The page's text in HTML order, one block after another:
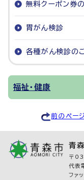
無料クーポン券
胃がん検診
各種がん検診の
福祉・健康
前のペー
青
〒
代表
ファ